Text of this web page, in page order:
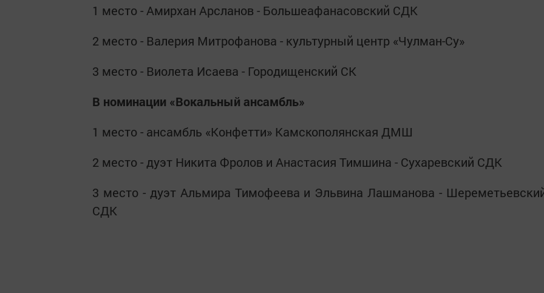
1 место - Амирхан Арсланов - Большеафанасовский СДК
2 место - Валерия Митрофанова - культурный центр «Чулман-Су»
3 место - Виолета Исаева - Городищенский СК
В номинации «Вокальный ансамбль»
1 место - ансамбль «Конфетти» Камскополянская ДМШ
2 место - дуэт Никита Фролов и Анастасия Тимшина - Сухаревский СДК
3 место - дуэт Альмира Тимофеева и Эльвина Лашманова -
СДК